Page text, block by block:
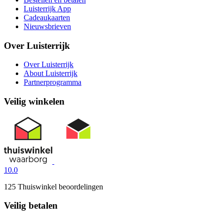
Luisterrijk App
Cadeaukaarten
Nieuwsbrieven
Over Luisterrijk
Over Luisterrijk
About Luisterrijk
Partnerprogramma
Veilig winkelen
10.0
125 Thuiswinkel beoordelingen
Veilig betalen